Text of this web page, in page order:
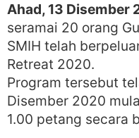
Ahad, 13 Disember
seramai 20 orang
SMIH telah
Retreat 2020.
Program tersebut
Disember 2020
1.00 petang secara